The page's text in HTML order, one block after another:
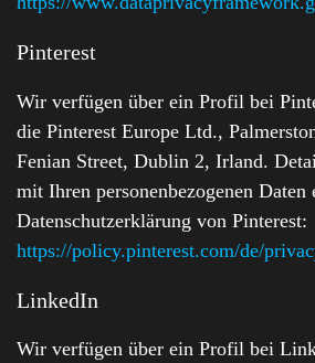
Pinterest
Wir verfügen über ein Profil bei
die Pinterest Europe Ltd.,
Fenian Street, Dublin 2, Irland.
mit Ihren personenbezogenen Daten
Datenschutzerklärung von Pinterest:
https://policy.pinterest.com/de/
LinkedIn
Wir verfügen über ein Profil bei